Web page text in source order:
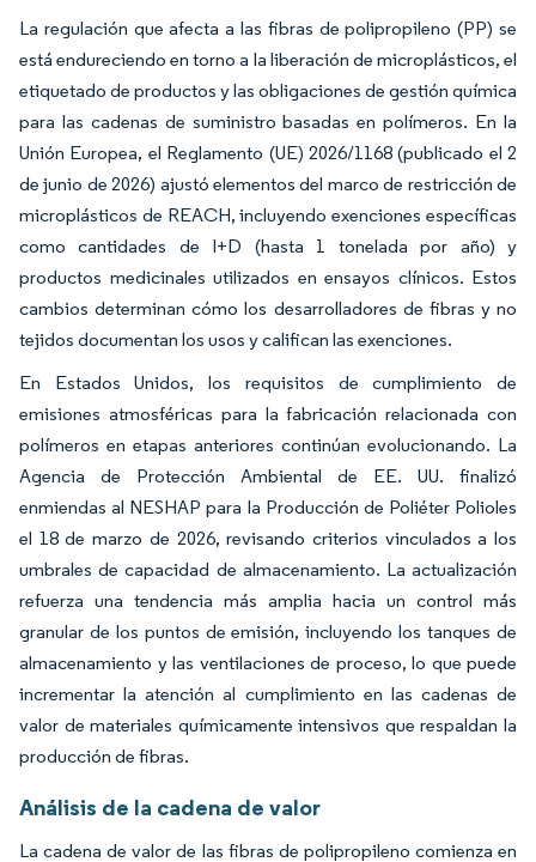
La regulación que afecta a las fibras de polipropileno (PP) se
está endureciendo en torno a la liberación de microplásticos, el
etiquetado de productos y las obligaciones de gestión química
para las cadenas de suministro basadas en polímeros. En la
Unión Europea, el Reglamento (UE) 2026/1168 (publicado el 2
de junio de 2026) ajustó elementos del marco de restricción de
microplásticos de REACH, incluyendo exenciones específicas
como cantidades de I+D (hasta 1 tonelada por año) y
productos medicinales utilizados en ensayos clínicos. Estos
cambios determinan cómo los desarrolladores de fibras y no
tejidos documentan los usos y califican las exenciones.
En Estados Unidos, los requisitos de cumplimiento de
emisiones atmosféricas para la fabricación relacionada con
polímeros en etapas anteriores continúan evolucionando. La
Agencia de Protección Ambiental de EE. UU. finalizó
enmiendas al NESHAP para la Producción de Poliéter Polioles
el 18 de marzo de 2026, revisando criterios vinculados a los
umbrales de capacidad de almacenamiento. La actualización
refuerza una tendencia más amplia hacia un control más
granular de los puntos de emisión, incluyendo los tanques de
almacenamiento y las ventilaciones de proceso, lo que puede
incrementar la atención al cumplimiento en las cadenas de
valor de materiales químicamente intensivos que respaldan la
producción de fibras.
Análisis de la cadena de valor
La cadena de valor de las fibras de polipropileno comienza en